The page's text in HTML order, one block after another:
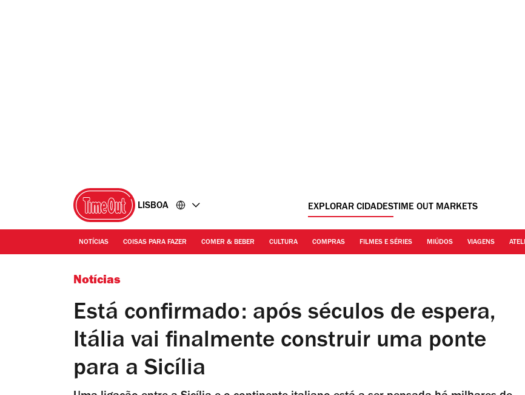
LISBOA EXPLORAR CIDADESTIME OUT MARKETS
NOTÍCIAS COISAS PARA FAZER COMER & BEBER CULTURA COMPRAS FILMES E SÉRIES MIÚDOS VIAGENS
Notícias
Está confirmado: após séculos de espera,
Itália vai finalmente construir uma ponte
para a Sicília